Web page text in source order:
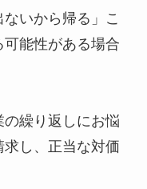
いから帰る」こ
能性がある場合
繰り返しにお悩
し、正当な対価